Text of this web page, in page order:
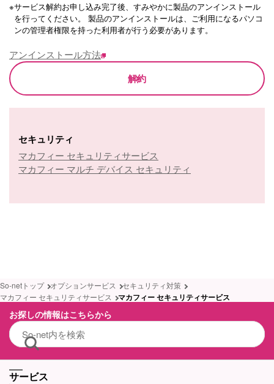
※サービス解約お申し込み完了後、すみやかに製品のアンインストール
を行ってください。 製品のアンインストールは、ご利用になるパソコ
ンの管理者権限を持った利用者が行う必要があります。
アンインストール方法
解約
セキュリティ
マカフィー セキュリティサービス
マカフィー マルチ デバイス セキュリティ
So-netトップ オプションサービス
セキュリティ対策
マカフィー セキュリティサービス
マカフィー セキュリティサービス
お探しの情報はこちらから
サービス